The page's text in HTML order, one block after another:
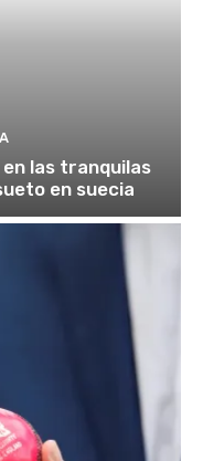
las tranquilas
en suecia